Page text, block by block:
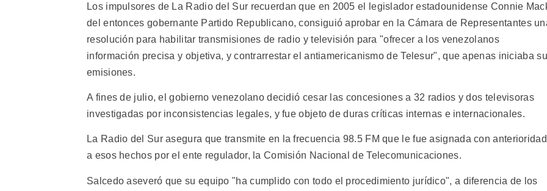
Los impulsores de La Radio del Sur recuerdan que en 2005 el legislador estadounidense Connie
del entonces gobernante Partido Republicano, consiguió aprobar en la Cámara de Representantes
resolución para habilitar transmisiones de radio y televisión para "ofrecer a los venezolanos
información precisa y objetiva, y contrarrestar el antiamericanismo de Telesur", que apenas iniciaba
emisiones.
A fines de julio, el gobierno venezolano decidió cesar las concesiones a 32 radios y dos televisoras
investigadas por inconsistencias legales, y fue objeto de duras críticas internas e internacionales.
La Radio del Sur asegura que transmite en la frecuencia 98.5 FM que le fue asignada con anterioridad
a esos hechos por el ente regulador, la Comisión Nacional de Telecomunicaciones.
Salcedo aseveró que su equipo "ha cumplido con todo el procedimiento jurídico", a diferencia de los